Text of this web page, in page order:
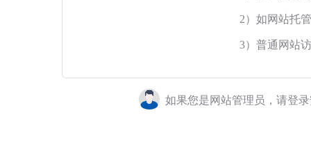
2）如网站托
3）普通网站
如果您是网站管理员，请登